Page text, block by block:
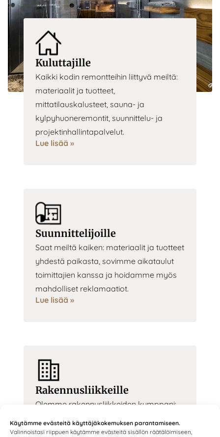
Käytämme evästeitä käyttäjäkokemuksen parantamiseen.
Valinnoistasi riippuen käytämme evästeitä sisällön räätälöimiseen,
Kuluttajille
Kaikki kodin remontteihin liittyvä meiltä:
materiaalit ja tuotteet,
mittatilauskalusteet, sauna- ja
kylpyhuoneremontit, suunnittelu- ja
projektinhallintapalvelut.
Lue lisää »
Suunnittelijoille
Saat meiltä kaiken: materiaalit ja tuotteet
yhdestä paikasta, sovimme aikataulut
toimittajien kanssa ja hoidamme myös
mahdolliset reklamaatiot.
Lue lisää »
Rakennusliikkeille
Olemme rakennusliikkeiden kumppani:
meiltä myös valmiin suunnittelutyön sekä